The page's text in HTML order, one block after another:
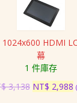
派
10.1
吋
1024x600
HDMI
LCD
(H)
電
HDMI
幕
1 件庫存
3,138 原
NT$ 2,988